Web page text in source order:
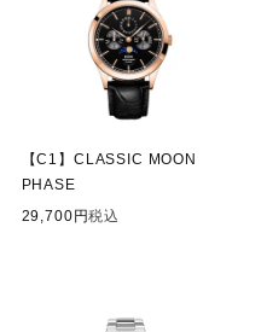
【C1】CLASSIC MOON
PHASE
29,700
税込